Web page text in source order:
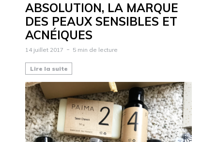
ABSOLUTION, LA MARQUE
DES PEAUX SENSIBLES ET
ACNÉIQUES
14 juillet 2017 5 min de lecture
Lire la suite